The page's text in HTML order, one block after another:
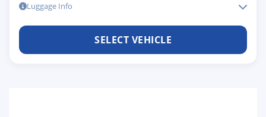
Luggage Info
SELECT VEHICLE